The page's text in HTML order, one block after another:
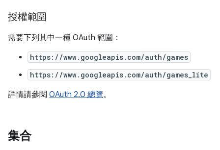
授權範圍
需要下列其中一種 OAuth 範圍：
https://www.googleapis.com/auth/games
https://www.googleapis.com/auth/games_lite
詳情請參閱 OAuth 2.0 總覽。
集合